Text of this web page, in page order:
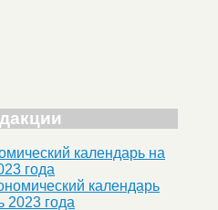
календарь на
года